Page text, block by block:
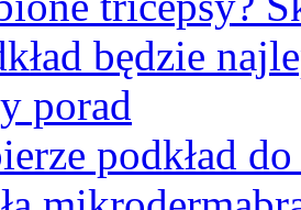
będzie
porad
podkład